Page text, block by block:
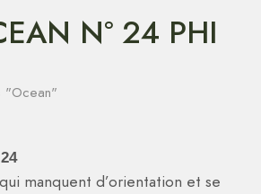
N° 24 PHI
"Ocean"
manquent d’orientation et se